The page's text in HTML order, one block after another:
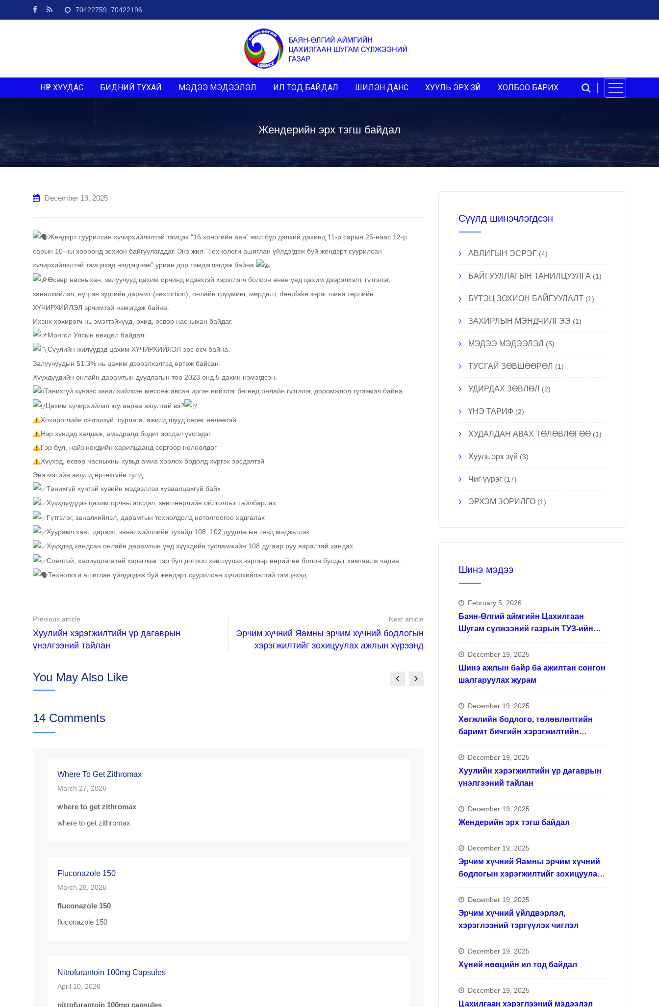
to
70422759, 70422196
НҮҮР ХУУДАС БИДНИЙ ТУХАЙ МЭДЭЭ МЭДЭЭЛЭЛ ИЛ ТОД БАЙДАЛ ШИЛЭН ДАНС ХУУЛЬ ЭРХ ЗҮЙ ХОЛБОО БАРИХ
Жендерийн эрх тэгш байдал
December 19, 2025
Жендэрт суурилсан хүчирхийлэлтэй тэмцэх “16 хоногийн аян” жил бүр дэлхий дахинд 11-р сарын 25-наас 12-р
сарын 10-ны хооронд зохион байгуулагддаг. Энэ жил “Технологи ашиглан үйлдэгдэж буй жендэрт суурилсан
хүчирхийлэлтэй тэмцэхэд нэгдэцгээе” уриан дор тэмдэглэгдэж байна.
Өсвөр насныхан, залуучууд цахим орчинд идэвхтэй хэрэглэгч болсон өнөө үед цахим дээрэлхэлт, гүтгэлэг,
заналхийлэл, нүцгэн зургийн дарамт (sextortion), онлайн грүүминг, мөрдөлт, deepfake зэрэг шинэ төрлийн
ХҮЧИРХИЙЛЭЛ эрчимтэй нэмэгдэж байна.
Ихэнх хохирогч нь эмэгтэйчүүд, охид, өсвөр насныхан байдаг.
Монгол Улсын нөхцөл байдал:
Сүүлийн жилүүдэд цахим ХҮЧИРХИЙЛЭЛ эрс өсч байна.
Залуучуудын 51.3% нь цахим дээрэлхэлтэд өртөж байсан.
Хүүхдүүдийн онлайн дарамтын дуудлагын тоо 2023 онд 5 дахин нэмэгдсэн.
Танихгүй хүнээс заналхийлсэн мессеж авсан иргэн нийтлэг бөгөөд онлайн гүтгэлэг, доромжлол түгээмэл байна.
Цахим хүчирхийлэл юугаараа аюултай вэ?
Хохирогчийн сэтгэлзүй, сурлага, ажилд шууд сөрөг нөлөөтэй
Нэр хүндэд халдаж, амьдралд бодит эрсдэл үүсгэдэг
Гэр бүл, найз нөхдийн харилцаанд сөргөөр нөлөөлдөг
Хүүхэд, өсвөр насныхны хувьд амиа хорлох бодолд хүргэх эрсдэлтэй
Энэ мэтийн аюулд өртөхгүйн тулд….
Танихгүй хүнтэй хувийн мэдээллээ хуваалцахгүй байх
Хүүхдүүддээ цахим орчны эрсдэл, зөвшөөрлийн ойлголтыг тайлбарлах
Гүтгэлэг, заналхийлэл, дарамтын тохиолдолд нотолгоогоо хадгалах
Хуурамч хаяг, дарамт, заналхийллийн тухайд 108, 102 дуудлагын төвд мэдээллэх
Хүүхдэд хандсан онлайн дарамтын үед хүүхдийн тусламжийн 108 дугаар руу яаралтай хандах
Соёлтой, хариуцлагатай хэрэглээг гэр бүл дотроо хэвшүүлэх зэргээр өөрийгөө болон бусдыг хамгаалж чадна.
Технологи ашиглан үйлдэгдэж буй жендэрт суурилсан хүчирхийлэлтэй тэмцэхэд
Previous article
Хуулийн хэрэгжилтийн үр дагаврын
үнэлгээний тайлан
Next article
Эрчим хүчний Яамны эрчим хүчний бодлогын
хэрэгжилтийг зохицуулах ажлын хүрээнд
You May Also Like
14 Comments
Where To Get Zithromax
March 27, 2026
where to get zithromax
where to get zithromax
Fluconazole 150
March 28, 2026
fluconazole 150
fluconazole 150
Nitrofurantoin 100mg Capsules
April 10, 2026
nitrofurantoin 100mg capsules
Сүүлд шинэчлэгдсэн
АВЛИГЫН ЭСРЭГ (4)
БАЙГУУЛЛАГЫН ТАНИЛЦУУЛГА (1)
БҮТЭЦ ЗОХИОН БАЙГУУЛАЛТ (1)
ЗАХИРЛЫН МЭНДЧИЛГЭЭ (1)
МЭДЭЭ МЭДЭЭЛЭЛ (5)
ТУСГАЙ ЗӨВШӨӨРӨЛ (1)
УДИРДАХ ЗӨВЛӨЛ (2)
ҮНЭ ТАРИФ(2)
ХУДАЛДАН АВАХ ТӨЛӨВЛӨГӨӨ(1)
Хууль эрх зүй (3)
Чиг үүрэг(17)
ЭРХЭМ ЗОРИЛГО(1)
Шинэ мэдээ
February 5, 2026
Баян-Өлгий аймгийн Цахилгаан
Шугам сүлжээний газрын ТУЗ-ийн
December 19, 2025
Шинэ ажлын байр ба ажилтан сонгон
шалгаруулах журам
December 19, 2025
Хөгжлийн бодлого, төлөвлөлтийн
баримт бичгийн хэрэгжилтийн
December 19, 2025
Хуулийн хэрэгжилтийн үр дагаврын
үнэлгээний тайлан
December 19, 2025
Жендерийн эрх тэгш байдал
December 19, 2025
Эрчим хүчний Яамны эрчим хүчний
бодлогын хэрэгжилтийг зохицуулах
December 19, 2025
Эрчим хүчний үйлдвэрлэл,
хэрэглээний тэргүүлэх чиглэл
December 19, 2025
Хүний нөөцийн ил тод байдал
December 19, 2025
Цахилгаан хэрэглээний мэдээлэл